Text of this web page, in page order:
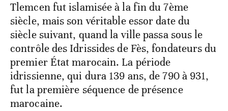
Tlemcen fut islamisée à la fin du 7ème
siècle, mais son véritable essor date du
siècle suivant, quand la ville passa sous le
contrôle des Idrissides de Fès, fondateurs du
premier État marocain. La période
idrissienne, qui dura 139 ans, de 790 à 931,
fut la première séquence de présence
marocaine.